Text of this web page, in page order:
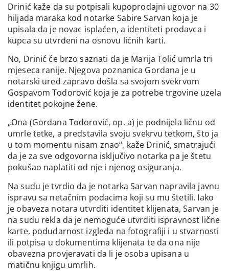
Drinić kaže da su potpisali kupoprodajni ugovor na 30
hiljada maraka kod notarke Sabire Sarvan koja je
upisala da je novac isplaćen, a identiteti prodavca i
kupca su utvrđeni na osnovu ličnih karti.
No, Drinić će brzo saznati da je Marija Tolić umrla tri
mjeseca ranije. Njegova poznanica Gordana je u
notarski ured zapravo došla sa svojom svekrvom
Gospavom Todorović koja je za potrebe trgovine uzela
identitet pokojne žene.
„Ona (Gordana Todorović, op. a) je podnijela ličnu od
umrle tetke, a predstavila svoju svekrvu tetkom, što ja
u tom momentu nisam znao“, kaže Drinić, smatrajući
da je za sve odgovorna isključivo notarka pa je štetu
pokušao naplatiti od nje i njenog osiguranja.
Na sudu je tvrdio da je notarka Sarvan napravila javnu
ispravu sa netačnim podacima koji su mu štetili. Iako
je obaveza notara utvrditi identitet klijenata, Sarvan je
na sudu rekla da je nemoguće utvrditi ispravnost lične
karte, podudarnost izgleda na fotografiji i u stvarnosti
ili potpisa u dokumentima klijenata te da ona nije
obavezna provjeravati da li je osoba upisana u
matičnu knjigu umrlih.